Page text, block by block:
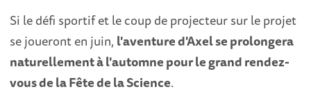
Si le défi sportif et le coup de projecteur sur le projet
se joueront en juin, l'aventure d'Axel se prolongera
naturellement à l'automne pour le grand rendez-
vous de la Fête de la Science.